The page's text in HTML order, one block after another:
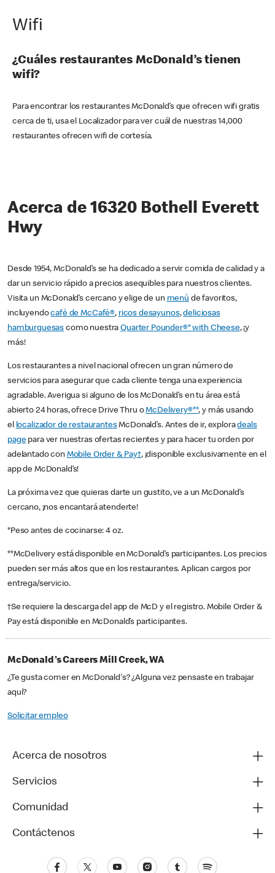
Wifi
¿Cuáles restaurantes McDonald’s tienen
wifi?
Para encontrar los restaurantes McDonald’s que ofrecen wifi gratis
cerca de ti, usa el Localizador para ver cuál de nuestras 14,000
restaurantes ofrecen wifi de cortesía.
Acerca de 16320 Bothell Everett
Hwy
Desde 1954, McDonald’s se ha dedicado a servir comida de calidad y a
dar un servicio rápido a precios asequibles para nuestros clientes.
Visita un McDonald’s cercano y elige de un menú de favoritos,
incluyendocafé de McCafé®, ricos desayunos,deliciosas
hamburguesas como nuestraQuarter Pounder®* with Cheese, ¡y
más!
Los restaurantes a nivel nacional ofrecen un gran número de
servicios para asegurar que cada cliente tenga una experiencia
agradable. Averigua si alguno de los McDonald’s en tu área está
abierto 24 horas, ofrece Drive Thru oMcDelivery®**, y más usando
el localizador de restaurantesMcDonald’s. Antes de ir, exploradeals
pagepara ver nuestras ofertas recientes y para hacer tu orden por
adelantado con Mobile Order & Pay†, ¡disponible exclusivamente en el
app de McDonald’s!
La próxima vez que quieras darte un gustito, ve a un McDonald’s
cercano, ¡nos encantará atenderte!
*Peso antes de cocinarse: 4 oz.
**McDelivery está disponible en McDonald’s participantes. Los precios
pueden ser más altos que en los restaurantes. Aplican cargos por
entrega/servicio.
†Se requiere la descarga del app de McD y el registro. Mobile Order &
Pay está disponible en McDonald’s participantes.
McDonald's Careers Mill Creek, WA
¿Te gusta comer en McDonald's? ¿Alguna vez pensaste en trabajar
aquí?
Solicitar empleo
Acerca de nosotros
Servicios
Comunidad
Contáctenos